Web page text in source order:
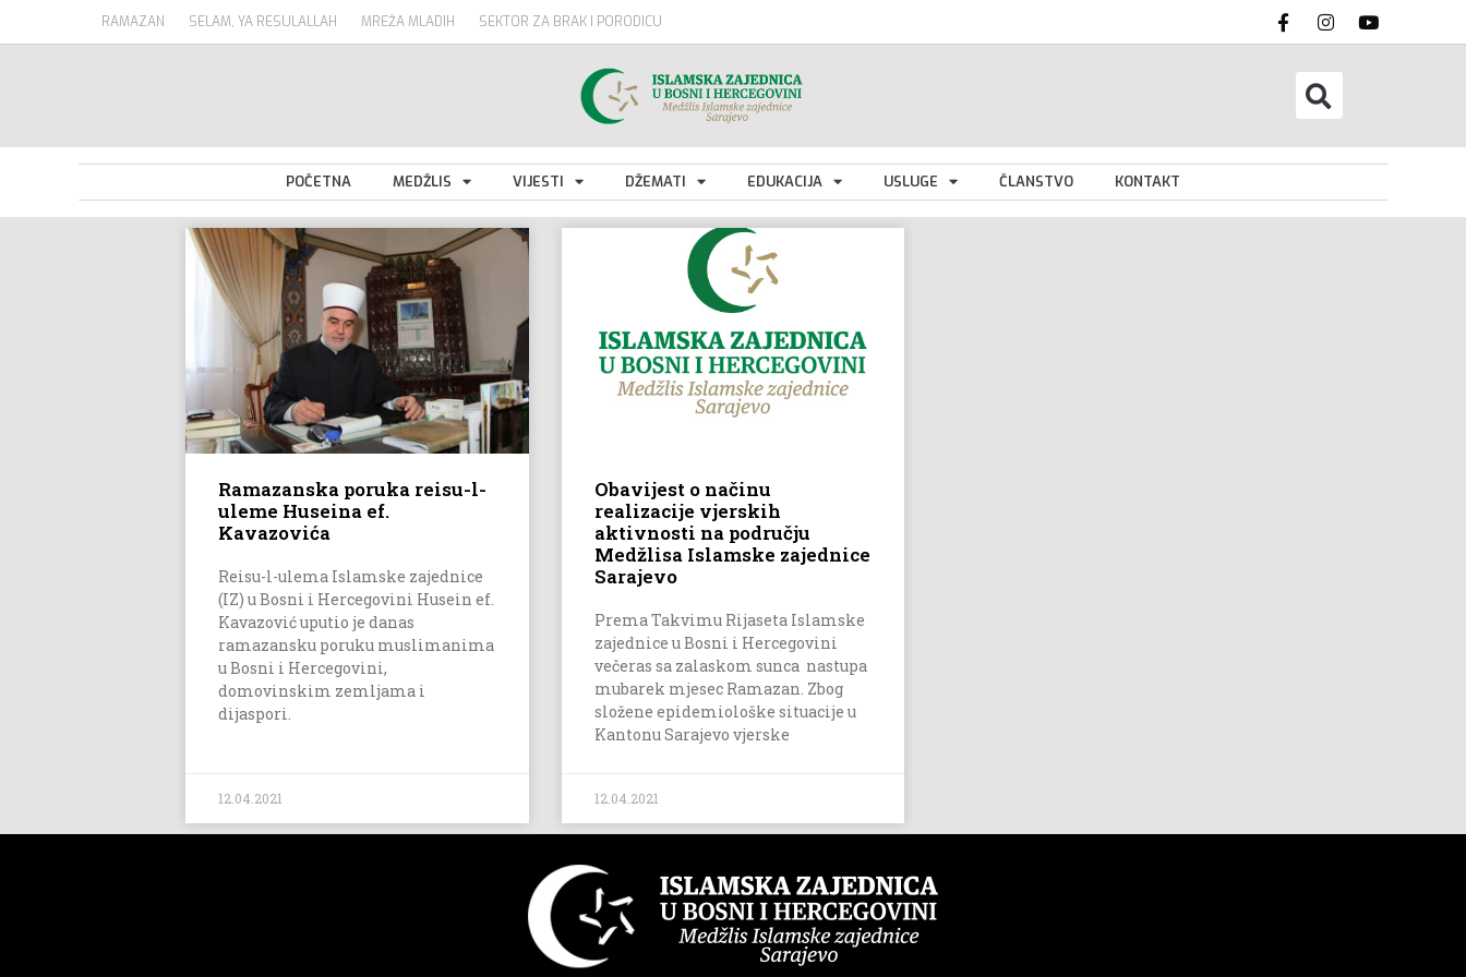
RAMAZAN SELAM, YA RESULALLAH MREŽA MLADIH SEKTOR ZA BRAK I PORODICU
POČETNA MEDŽLIS VIJESTI DŽEMATI EDUKACIJA USLUGE ČLANSTVO KONTAKT
Ramazanska poruka reisu-l-
uleme Huseina ef.
Kavazovića
Reisu-l-ulema Islamske zajednice
(IZ) u Bosni i Hercegovini Husein ef.
Kavazović uputio je danas
ramazansku poruku muslimanima
u Bosni i Hercegovini,
domovinskim zemljama i
dijaspori.
12.04.2021
Obavijest o načinu
realizacije vjerskih
aktivnosti na području
Medžlisa Islamske zajednice
Sarajevo
Prema Takvimu Rijaseta Islamske
zajednice u Bosni i Hercegovini
večeras sa zalaskom sunca nastupa
mubarek mjesec Ramazan. Zbog
složene epidemiološke situacije u
Kantonu Sarajevo vjerske
12.04.2021